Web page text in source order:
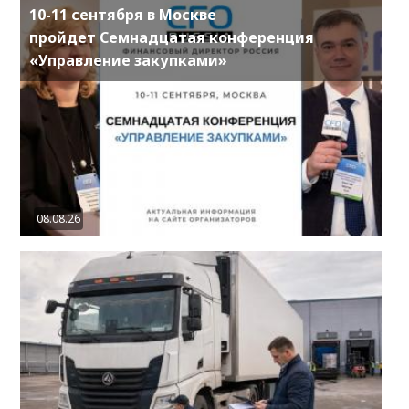
10-11 сентября в Москве
пройдет Семнадцатая конференция
«Управление закупками»
08.08.26